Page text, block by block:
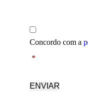
Política
de
privacidade *
Concordo com a
*
ENVIAR